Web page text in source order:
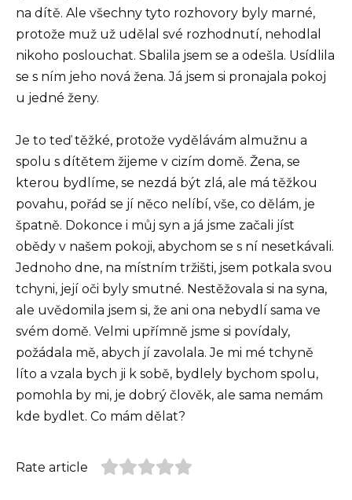
na dítě. Ale všechny tyto rozhovory byly marné,
protože muž už udělal své rozhodnutí, nehodlal
nikoho poslouchat. Sbalila jsem se a odešla. Usídlila
se s ním jeho nová žena. Já jsem si pronajala pokoj
u jedné ženy.
Je to teď těžké, protože vydělávám almužnu a
spolu s dítětem žijeme v cizím domě. Žena, se
kterou bydlíme, se nezdá být zlá, ale má těžkou
povahu, pořád se jí něco nelíbí, vše, co dělám, je
špatně. Dokonce i můj syn a já jsme začali jíst
obědy v našem pokoji, abychom se s ní nesetkávali.
Jednoho dne, na místním tržišti, jsem potkala svou
tchyni, její oči byly smutné. Nestěžovala si na syna,
ale uvědomila jsem si, že ani ona nebydlí sama ve
svém domě. Velmi upřímně jsme si povídaly,
požádala mě, abych jí zavolala. Je mi mé tchyně
líto a vzala bych ji k sobě, bydlely bychom spolu,
pomohla by mi, je dobrý člověk, ale sama nemám
kde bydlet. Co mám dělat?
Rate article